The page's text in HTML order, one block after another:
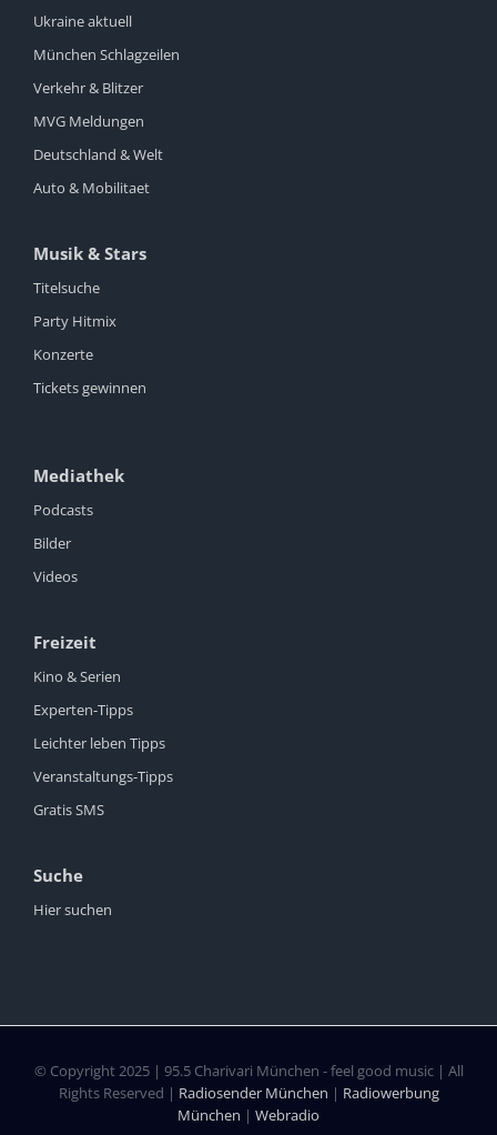
Ukraine aktuell
München Schlagzeilen
Verkehr & Blitzer
MVG Meldungen
Deutschland & Welt
Auto & Mobilitaet
Musik & Stars
Titelsuche
Party Hitmix
Konzerte
Tickets gewinnen
Mediathek
Podcasts
Bilder
Videos
Freizeit
Kino & Serien
Experten-Tipps
Leichter leben Tipps
Veranstaltungs-Tipps
Gratis SMS
Suche
Hier suchen
© Copyright 2025 | 95.5 Charivari München - feel good music | All
Rights Reserved | Radiosender München | Radiowerbung
München | Webradio